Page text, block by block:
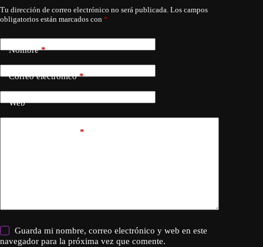
Tu dirección de correo electrónico no será publicada. Los campos
obligatorios están marcados con *
Nombre*
Correo electrónico*
Web
*
Guarda mi nombre, correo electrónico y web en este
navegador para la próxima vez que comente.